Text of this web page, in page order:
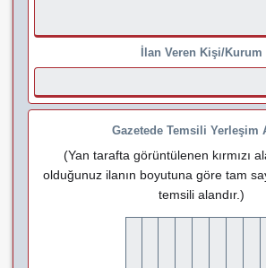
İlan Veren Kişi/Kurum
Gazetede Temsili Yerleşim
(Yan tarafta görüntülenen kırmızı
olduğunuz ilanın boyutuna göre tam
temsili alandır.)